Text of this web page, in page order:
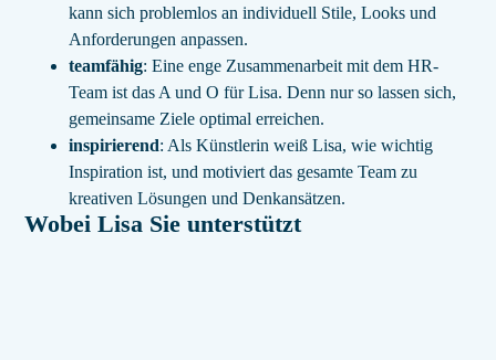
kann sich problemlos an individuell Stile, Looks und
Anforderungen anpassen.
teamfähig: Eine enge Zusammenarbeit mit dem HR-
Team ist das A und O für Lisa. Denn nur so lassen sich,
gemeinsame Ziele optimal erreichen.
inspirierend: Als Künstlerin weiß Lisa, wie wichtig
Inspiration ist, und motiviert das gesamte Team zu
kreativen Lösungen und Denkansätzen.
Wobei Lisa Sie unterstützt